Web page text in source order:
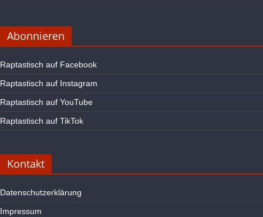
Abonnieren
Raptastisch auf Facebook
Raptastisch auf Instagram
Raptastisch auf YouTube
Raptastisch auf TikTok
Kontakt
Datenschutzerklärung
Impressum